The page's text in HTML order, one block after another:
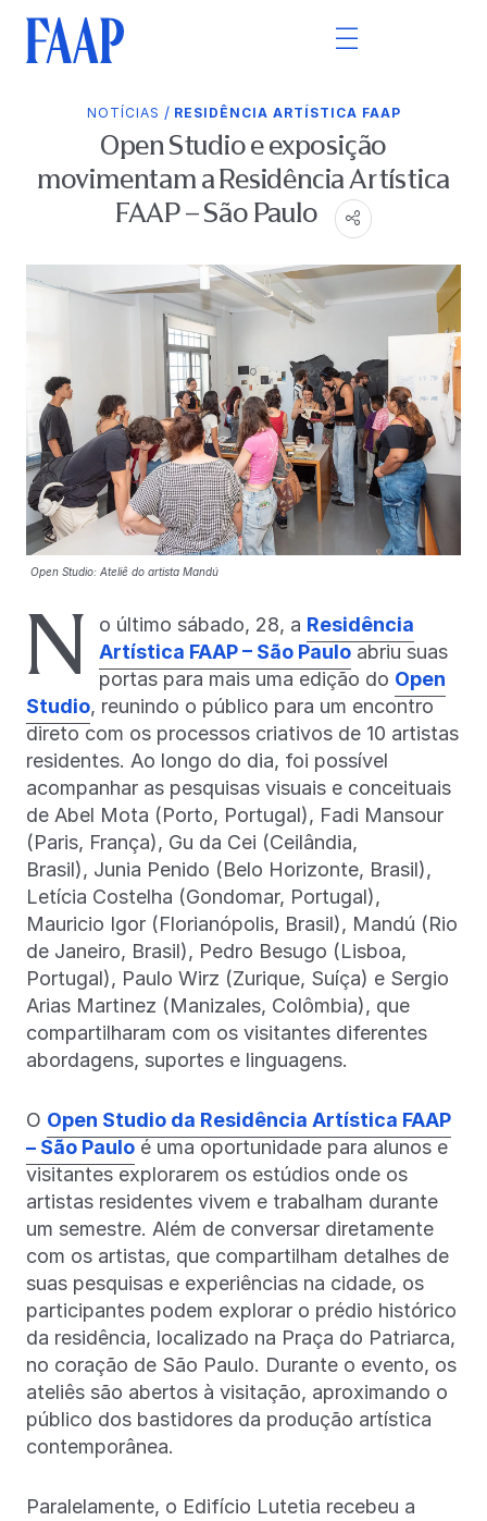
NOTÍCIAS / RESIDÊNCIA ARTÍSTICA FAAP
Open Studio e exposição
movimentam a Residência Artística
FAAP – São Paulo
Open Studio: Ateliê do artista Mandú
N o último sábado, 28, a Residência
Artística FAAP – São Paulo abriu suas
portas para mais uma edição do Open
Studio, reunindo o público para um encontro
direto com os processos criativos de 10 artistas
residentes. Ao longo do dia, foi possível
acompanhar as pesquisas visuais e conceituais
de Abel Mota (Porto, Portugal), Fadi Mansour
(Paris, França), Gu da Cei (Ceilândia,
Brasil), Junia Penido (Belo Horizonte, Brasil),
Letícia Costelha (Gondomar, Portugal),
Mauricio Igor (Florianópolis, Brasil), Mandú (Rio
de Janeiro, Brasil), Pedro Besugo (Lisboa,
Portugal), Paulo Wirz (Zurique, Suíça) e Sergio
Arias Martinez (Manizales, Colômbia), que
compartilharam com os visitantes diferentes
abordagens, suportes e linguagens.
O Open Studio da Residência Artística FAAP
– São Paulo é uma oportunidade para alunos e
visitantes explorarem os estúdios onde os
artistas residentes vivem e trabalham durante
um semestre. Além de conversar diretamente
com os artistas, que compartilham detalhes de
suas pesquisas e experiências na cidade, os
participantes podem explorar o prédio histórico
da residência, localizado na Praça do Patriarca,
no coração de São Paulo. Durante o evento, os
ateliês são abertos à visitação, aproximando o
público dos bastidores da produção artística
contemporânea.
Paralelamente, o Edifício Lutetia recebeu a